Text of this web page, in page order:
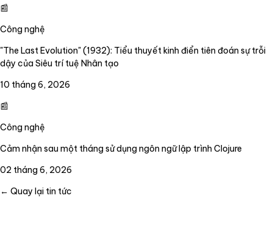
📰
Công nghệ
"The Last Evolution" (1932): Tiểu thuyết kinh điển tiên đoán sự trỗi
dậy của Siêu trí tuệ Nhân tạo
10 tháng 6, 2026
📰
Công nghệ
Cảm nhận sau một tháng sử dụng ngôn ngữ lập trình Clojure
02 tháng 6, 2026
← Quay lại tin tức